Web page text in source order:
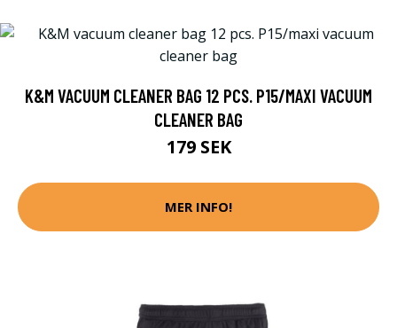
K&M VACUUM CLEANER BAG 12 PCS. P15/MAXI VACUUM
CLEANER BAG
179 SEK
MER INFO!